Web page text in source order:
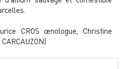
CROS œnologue, Christine